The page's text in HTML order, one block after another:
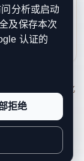
务、投稿与权
本网站持续优化
品牌信任感和
分析或启动
及保存本次
认证的
拒绝